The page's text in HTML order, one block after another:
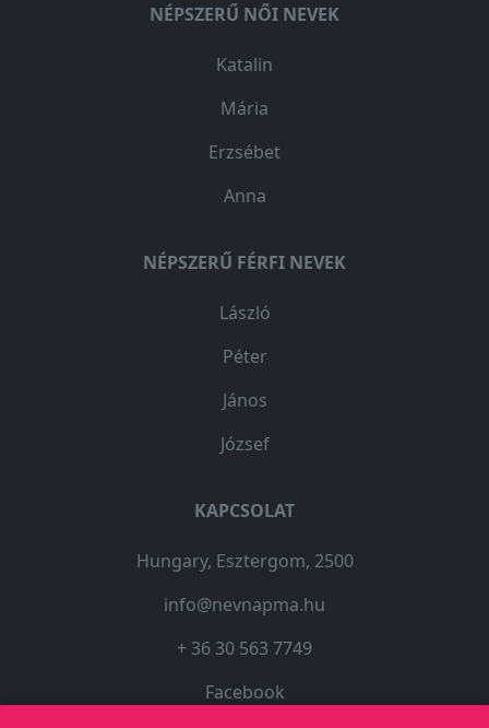
NÉPSZERŰ NŐI NEVEK
Katalin
Mária
Erzsébet
Anna
NÉPSZERŰ FÉRFI NEVEK
László
Péter
János
József
KAPCSOLAT
Hungary, Esztergom, 2500
info@nevnapma.hu
+ 36 30 563 7749
Facebook